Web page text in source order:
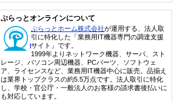
ぷらっとオンラインについて
ぷらっとホーム株式会社が運用する、法人取
引に特化した「業務用IT機器専門の調達支援
サイト」です。
1999年よりネットワーク機器、サーバ、スト
レージ、パソコン周辺機器、PCパーツ、ソフトウェ
ア、ライセンスなど、業務用IT機器中心に販売。品揃え
は業界トップクラスの約5.5万点です。法人取引に特化
し、学校・官公庁・一般法人のお客様の請求書後払いに
も対応しています。